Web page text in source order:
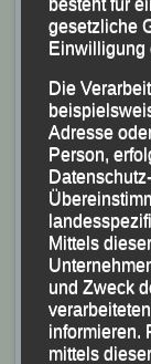
gesetzliche
Einwilligung
Die
Adresse
Person,
Mittels
und Zweck
informieren.
mittels